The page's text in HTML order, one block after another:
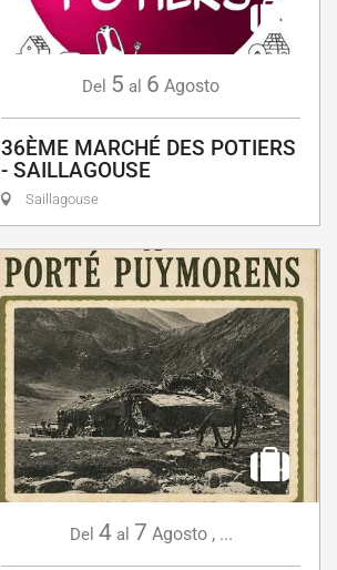
Del 5 al 6 Agosto
36ÈME MARCHÉ DES POTIERS
- SAILLAGOUSE
Saillagouse
Del 4 al 7 Agosto, ...